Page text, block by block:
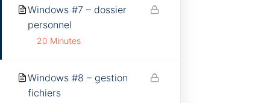
Windows #7 – dossier
personnel
20 Minutes
Windows #8 – gestion
fichiers